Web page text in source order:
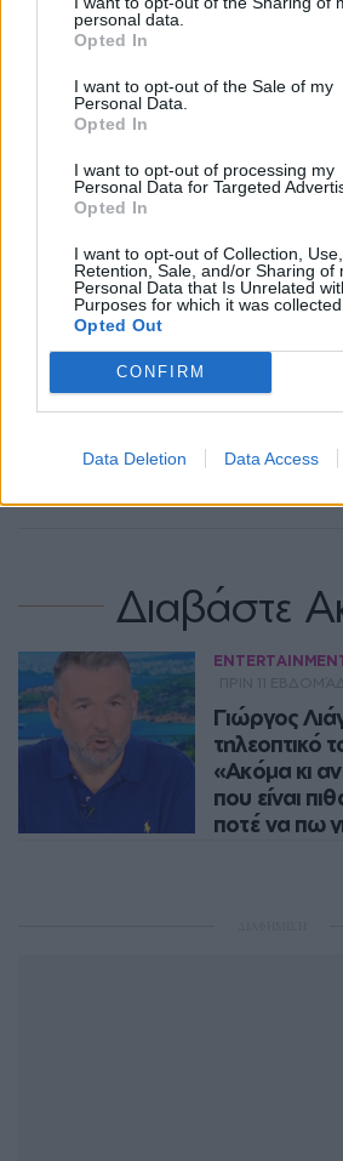
personal data.
Opted In
I want to opt-out of the Sale of my
Personal Data.
Opted In
I want to opt-out of processing my
Personal Data for Targeted
Opted In
I want to opt-out of Collection, Use,
Retention, Sale, and/or Sharing of
Personal Data that Is Unrelated
Purposes for which it was collected.
Opted Out
CONFIRM
Data Deletion Data Access
Ακολουθήστε το Pink.gr στο
Διαβάστε
Γιώργος
τηλεοπτικό
«Ακόμα κι
που είναι
ποτέ να πω